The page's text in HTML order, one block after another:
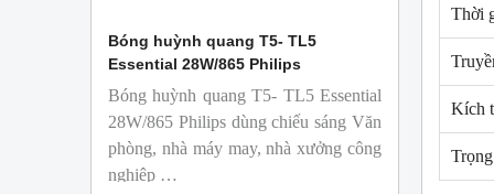
Bóng huỳnh quang T5- TL5
Essential 28W/865 Philips
Bóng huỳnh quang T5- TL5 Essential
28W/865 Philips dùng chiếu sáng Văn
phòng, nhà máy may, nhà xưởng công
nghiệp …
Bóng
18W/965
phỏng
Với độ
sử
Thời
Kích